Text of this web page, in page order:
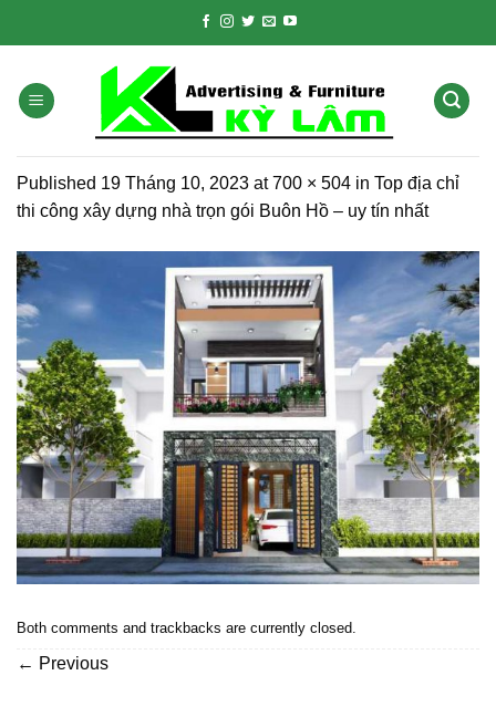
Published 19 Tháng 10, 2023 at700 × 504 in Top địa chỉ
thi công xây dựng nhà trọn gói Buôn Hồ – uy tín nhất
Both comments and trackbacks are currently closed.
← Previous